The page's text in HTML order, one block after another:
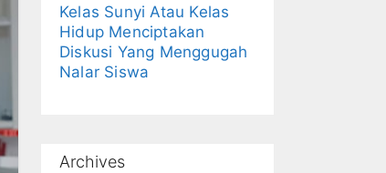
Kelas Sunyi Atau Kelas
Hidup Menciptakan
Diskusi Yang Menggugah
Nalar Siswa
Archives